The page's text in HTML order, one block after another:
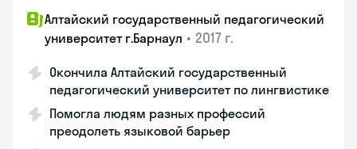
Алтайский государственный педагогический
университет г.Барнаул • 2017 г.
Окончила Алтайский государственный
педагогический университет по лингвистике
Помогла людям разных профессий
преодолеть языковой барьер